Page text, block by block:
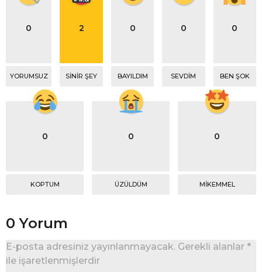
0
YORUMSUZ
2
SINIR ŞEY
0
BAYILDIM
0
SEVDIM
0
BEN ŞOK
0
KOPTUM
0
ÜZÜLDÜM
0
MIKEMMEL
0 Yorum
E-posta adresiniz yayınlanmayacak. Gerekli alanlar *
ile işaretlenmişlerdir